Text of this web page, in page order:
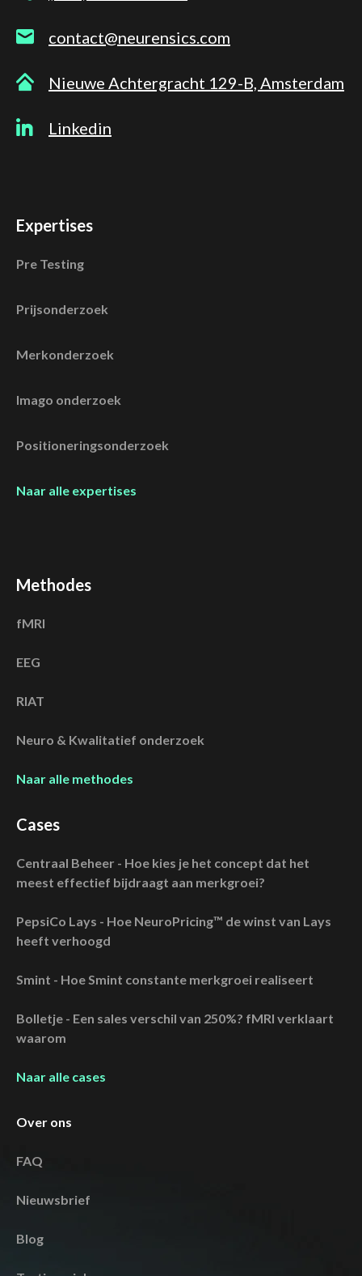
contact@neurensics.com
Nieuwe Achtergracht 129-B, Amsterdam
Linkedin
Expertises
Pre Testing
Prijsonderzoek
Merkonderzoek
Imago onderzoek
Positioneringsonderzoek
Naar alle expertises
Methodes
fMRI
EEG
RIAT
Neuro & Kwalitatief onderzoek
Naar alle methodes
Cases
Centraal Beheer - Hoe kies je het concept dat het
meest effectief bijdraagt aan merkgroei?
PepsiCo Lays - Hoe NeuroPricing™ de winst van Lays
heeft verhoogd
Smint - Hoe Smint constante merkgroei realiseert
Bolletje - Een sales verschil van 250%? fMRI verklaart
waarom
Naar alle cases
Over ons
FAQ
Nieuwsbrief
Blog